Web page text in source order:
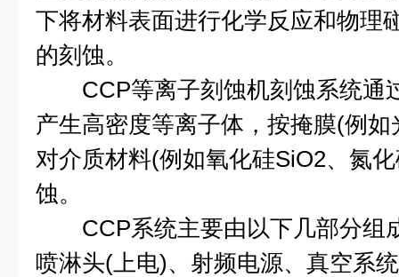
下将材料表面进行化学反应和物理
的刻蚀。
CCP等离子刻蚀机刻蚀系统通
产生高密度等离子体，按掩膜(例
对介质材料(例如氧化硅SiO2、氮
蚀。
CCP系统主要由以下几部分组
喷淋头(上电)、射频电源、真空系